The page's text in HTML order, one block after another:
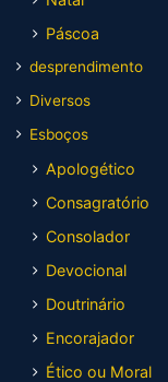
Páscoa
desprendimento
Diversos
Esboços
Apologético
Consagratório
Consolador
Devocional
Doutrinário
Encorajador
Ético ou Moral